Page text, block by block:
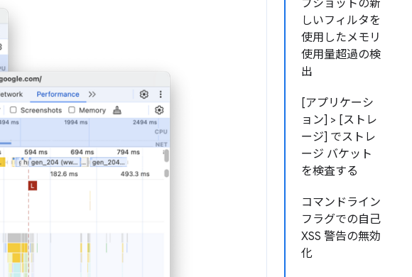
プショットの新
しいフィルタを
使用したメモリ
使用量超過の検
出
[アプリケーシ
ョン] > [ストレ
ージ] でストレ
ージ バケット
を検査する
コマンドライン
フラグでの自己
XSS 警告の無効
化